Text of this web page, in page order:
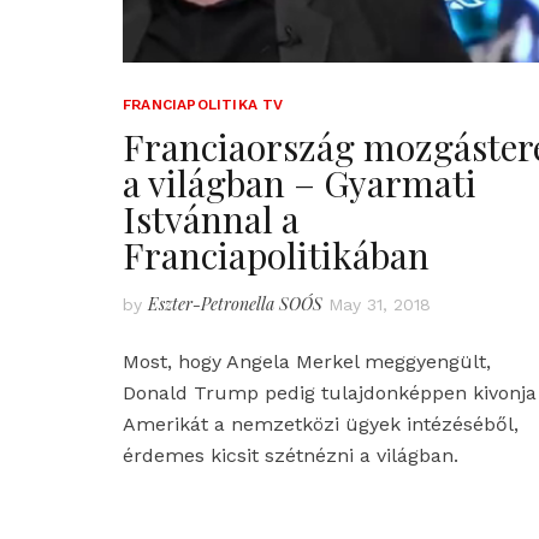
FRANCIAPOLITIKA TV
Franciaország
a világban – Gyarmati
Istvánnal a
Franciapolitikában
by Eszter-Petronella SOÓS May 31, 2018
Most, hogy Angela Merkel meggyengült,
Donald Trump pedig tulajdonképpen kivonja
Amerikát a nemzetközi ügyek intézéséből,
érdemes kicsit szétnézni a világban.